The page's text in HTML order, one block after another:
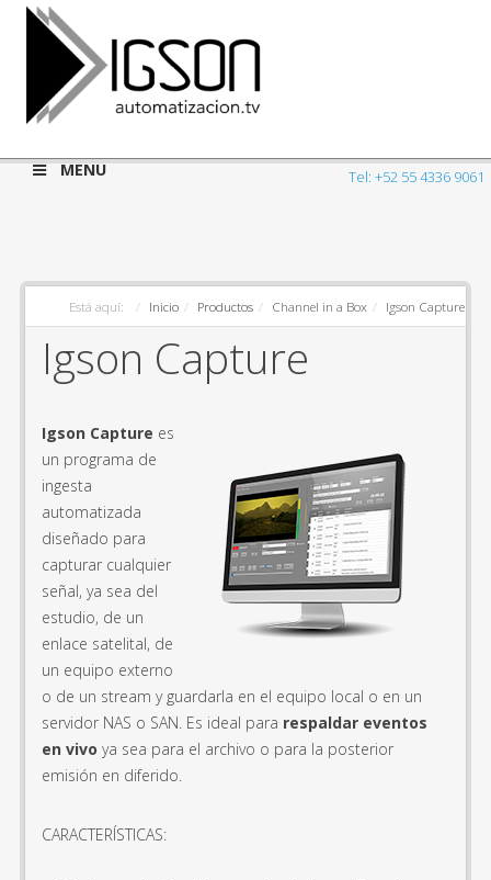
MENU Tel: +52 55 4336 9061
Está aquí: Inicio Productos Channel in a Box Igson Capture
Igson Capture
Igson Capture es
un programa de
ingesta
automatizada
diseñado para
capturar cualquier
señal, ya sea del
estudio, de un
enlace satelital, de
un equipo externo
o de un stream y guardarla en el equipo local o en un
servidor NAS o SAN. Es ideal para respaldar eventos
en vivo ya sea para el archivo o para la posterior
emisión en diferido.
CARACTERÍSTICAS: